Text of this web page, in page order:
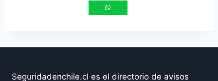
Seguridadenchile.cl es el directorio de avisos